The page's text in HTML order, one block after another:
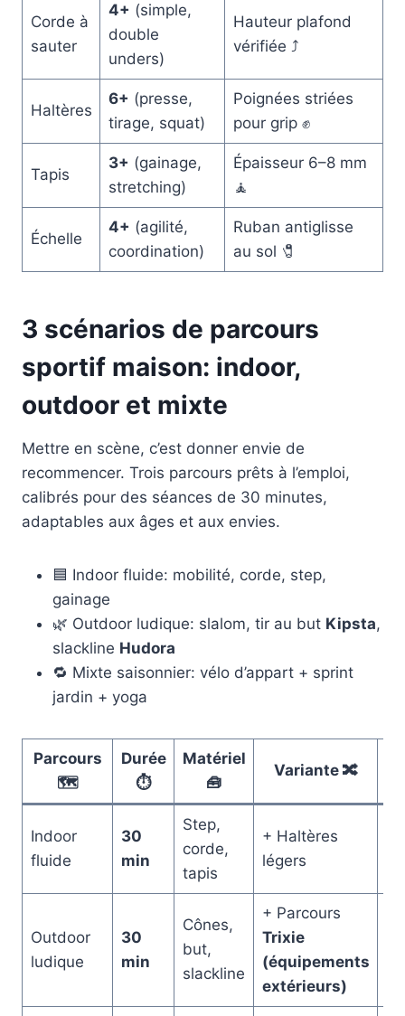
Corde à
sauter
4+ (simple,
double
unders)
Hauteur plafond
vérifiée ⤴️
Haltères
6+ (presse,
tirage, squat)
Poignées striées
pour grip ✊
Tapis
3+ (gainage,
stretching)
Épaisseur 6–8 mm
🧘
Échelle
4+ (agilité,
coordination)
Ruban antiglisse
au sol 🧷
3 scénarios de parcours
sportif maison: indoor,
outdoor et mixte
Mettre en scène, c’est donner envie de
recommencer. Trois parcours prêts à l’emploi,
calibrés pour des séances de 30 minutes,
adaptables aux âges et aux envies.
🟦 Indoor fluide: mobilité, corde, step,
gainage
🌿 Outdoor ludique: slalom, tir au but Kipsta,
slackline Hudora
🔁 Mixte saisonnier: vélo d’appart + sprint
jardin + yoga
Parcours
🗺️
Durée
⏱️
Matériel
🧰
Variante 🔀
Indoor
fluide
30
min
Step,
corde,
tapis
+ Haltères
légers
Outdoor
ludique
30
min
Cônes,
but,
slackline
+ Parcours
Trixie
(équipements
extérieurs)